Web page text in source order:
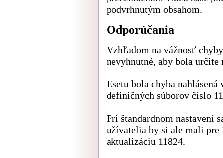
podvrhnutým obsahom.
Odporúčania
Vzhľadom na vážnosť
nevyhnutné, aby bola určite
Esetu bola chyba
definičných súborov číslo
Pri štandardnom nastavení
užívatelia by si ale mali pre
aktualizáciu 11824.